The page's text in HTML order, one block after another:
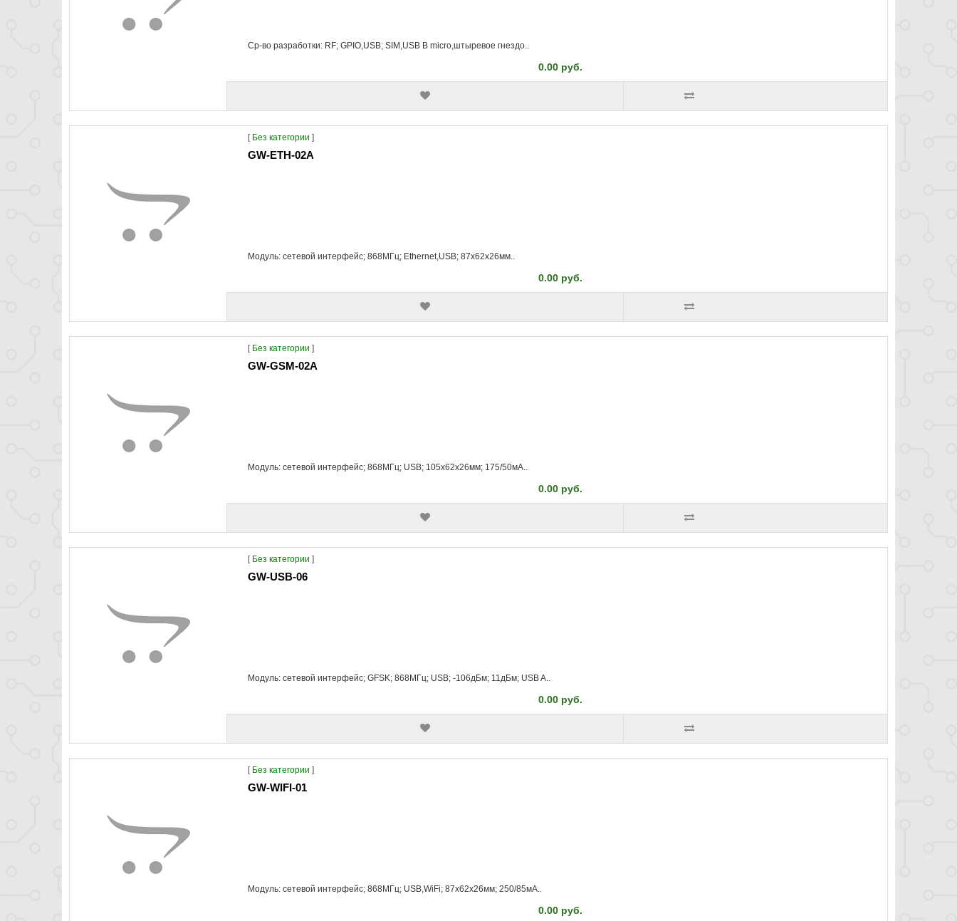
Ср-во разработки: RF; GPIO,USB; SIM,USB B micro,штыревое гнездо..
0.00 руб.
[ Без категории ]
GW-ETH-02A
Модуль: сетевой интерфейс; 868МГц; Ethernet,USB; 87x62x26мм..
0.00 руб.
[ Без категории ]
GW-GSM-02A
Модуль: сетевой интерфейс; 868МГц; USB; 105x62x26мм; 175/50мА..
0.00 руб.
[ Без категории ]
GW-USB-06
Модуль: сетевой интерфейс; GFSK; 868МГц; USB; -106дБм; 11дБм; USB A..
0.00 руб.
[ Без категории ]
GW-WIFI-01
Модуль: сетевой интерфейс; 868МГц; USB,WiFi; 87x62x26мм; 250/85мА..
0.00 руб.